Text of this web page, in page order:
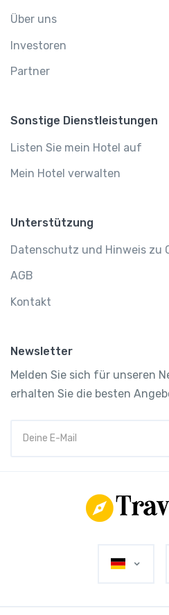
Über uns
Investoren
Partner
Sonstige Dienstleistungen
Listen Sie mein Hotel auf
Mein Hotel verwalten
Unterstützung
Datenschutz und Hinweis zu
AGB
Kontakt
Newsletter
Melden Sie sich für unseren
erhalten Sie die besten